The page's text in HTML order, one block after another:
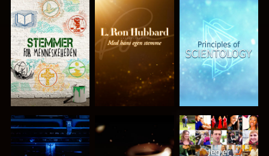
UDFORSK
SERIEN
UDFORSK
SERIEN
UDFORSK
SERIEN
UDFORSK
UDFORSK
SE